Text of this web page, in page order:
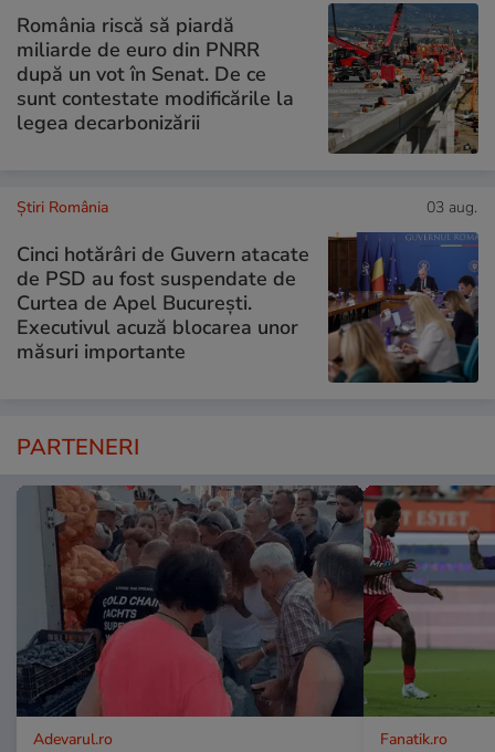
România riscă să piardă
miliarde de euro din PNRR
după un vot în Senat. De ce
sunt contestate modificările la
legea decarbonizării
Știri România 03 aug.
Cinci hotărâri de Guvern atacate
de PSD au fost suspendate de
Curtea de Apel București.
Executivul acuză blocarea unor
măsuri importante
PARTENERI
Adevarul.ro Fanatik.ro